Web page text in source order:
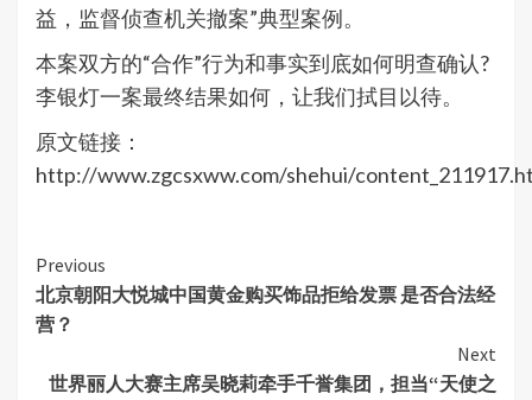
益，监督侦查机关撤案”典型案例。
本案双方的“合作”行为和事实到底如何明查确认?
李银灯一案最终结果如何，让我们拭目以待。
原文链接：
http://www.zgcsxww.com/shehui/
Continue
Reading
Previous
北京朝阳大悦城中国黄金购买饰品拒给发票 是否合法经
营？
Next
世界丽人大赛主席吴晓莉牵手千誉集团，担当“天使之